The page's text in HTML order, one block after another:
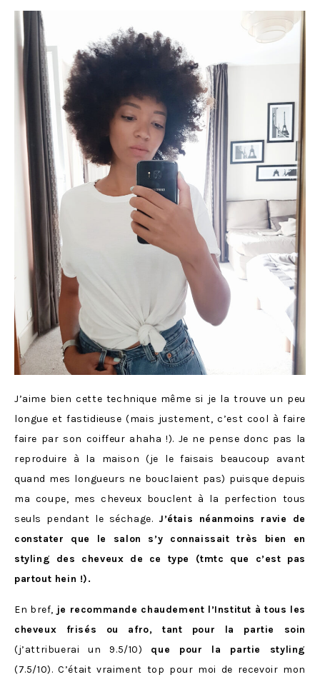
J’aime bien cette technique même si je la trouve un peu
longue et fastidieuse (mais justement, c’est cool à faire
faire par son coiffeur ahaha !). Je ne pense donc pas la
reproduire à la maison (je le faisais beaucoup avant
quand mes longueurs ne bouclaient pas) puisque depuis
ma coupe, mes cheveux bouclent à la perfection tous
seuls pendant le séchage. J’étais néanmoins ravie de
constater que le salon s’y connaissait très bien en
styling des cheveux de ce type (tmtc que c’est pas
partout hein !).
En bref, je recommande chaudement l’Institut à tous les
cheveux frisés ou afro, tant pour la partie soin
(j’attribuerai un 9.5/10) que pour la partie styling
(7.5/10). C’était vraiment top pour moi de recevoir mon